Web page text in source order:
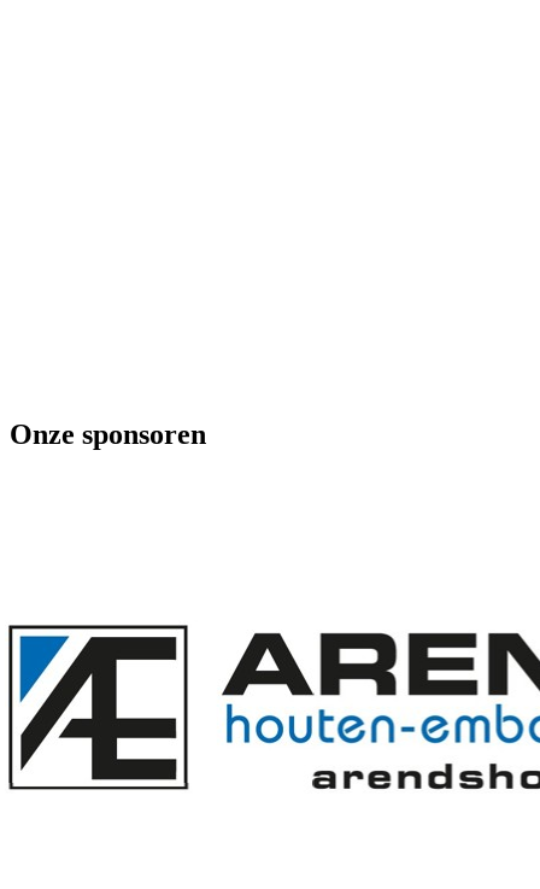
Onze sponsoren